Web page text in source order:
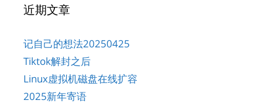
近期文章
记自己的想法20250425
Tiktok解封之后
Linux虚拟机磁盘在线扩容
2025新年寄语